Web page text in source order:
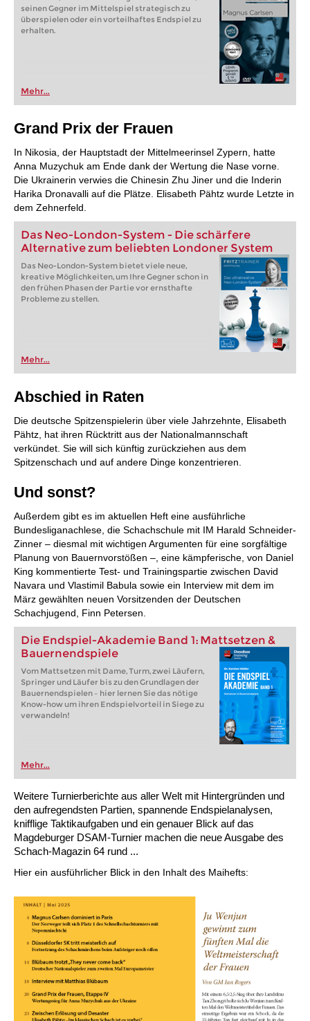
seinen Gegner im Mittelspiel strategisch zu
überspielen oder ein vorteilhaftes Endspiel zu
erhalten.
Mehr...
Grand Prix der Frauen
In Nikosia, der Hauptstadt der Mittelmeerinsel Zypern, hatte
Anna Muzychuk am Ende dank der Wertung die Nase vorne.
Die Ukrainerin verwies die Chinesin Zhu Jiner und die Inderin
Harika Dronavalli auf die Plätze. Elisabeth Pähtz wurde Letzte in
dem Zehnerfeld.
Das Neo-London-System - Die schärfere
Alternative zum beliebten Londoner System
Das Neo-London-System bietet viele neue,
kreative Möglichkeiten, um Ihre Gegner schon in
den frühen Phasen der Partie vor ernsthafte
Probleme zu stellen.
Mehr...
Abschied in Raten
Die deutsche Spitzenspielerin über viele Jahrzehnte, Elisabeth
Pähtz, hat ihren Rücktritt aus der Nationalmannschaft
verkündet. Sie will sich künftig zurückziehen aus dem
Spitzenschach und auf andere Dinge konzentrieren.
Und sonst?
Außerdem gibt es im aktuellen Heft eine ausführliche
Bundesliganachlese, die Schachschule mit IM Harald Schneider-
Zinner – diesmal mit wichtigen Argumenten für eine sorgfältige
Planung von Bauernvorstößen –, eine kämpferische, von Daniel
King kommentierte Test- und Trainingspartie zwischen David
Navara und Vlastimil Babula sowie ein Interview mit dem im
März gewählten neuen Vorsitzenden der Deutschen
Schachjugend, Finn Petersen.
Die Endspiel-Akademie Band 1: Mattsetzen &
Bauernendspiele
Vom Mattsetzen mit Dame, Turm, zwei Läufern,
Springer und Läufer bis zu den Grundlagen der
Bauernendspielen – hier lernen Sie das nötige
Know-how um ihren Endspielvorteil in Siege zu
verwandeln!
Mehr...
Weitere Turnierberichte aus aller Welt mit Hintergründen und
den aufregendsten Partien, spannende Endspielanalysen,
knifflige Taktikaufgaben und ein genauer Blick auf das
Magdeburger DSAM-Turnier machen die neue Ausgabe des
Schach-Magazin 64 rund ...
Hier ein ausführlicher Blick in den Inhalt des Maihefts: